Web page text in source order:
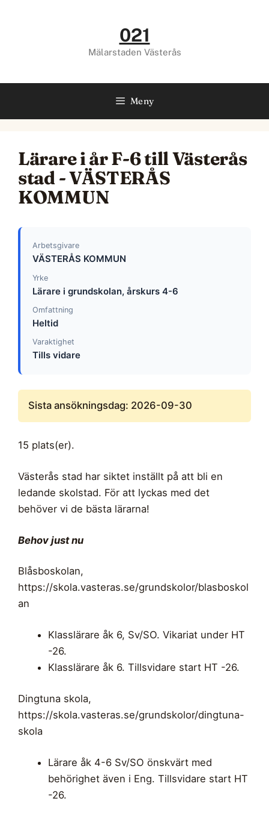
021
Mälarstaden Västerås
Meny
Lärare i år F-6 till Västerås
stad - VÄSTERÅS
KOMMUN
Arbetsgivare
VÄSTERÅS KOMMUN
Yrke
Lärare i grundskolan, årskurs 4-6
Omfattning
Heltid
Varaktighet
Tills vidare
Sista ansökningsdag: 2026-09-30
15 plats(er).
Västerås stad har siktet inställt på att bli en
ledande skolstad. För att lyckas med det
behöver vi de bästa lärarna!
Behov just nu
Blåsboskolan,
https://skola.vasteras.se/grundskolor/blasboskol
an
Klasslärare åk 6, Sv/SO. Vikariat under HT
-26.
Klasslärare åk 6. Tillsvidare start HT -26.
Dingtuna skola,
https://skola.vasteras.se/grundskolor/dingtuna-
skola
Lärare åk 4-6 Sv/SO önskvärt med
behörighet även i Eng. Tillsvidare start HT
-26.